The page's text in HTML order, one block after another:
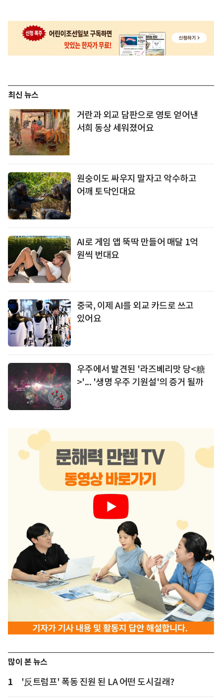
최신 뉴스
거란과 외교 담판으로 영토 얻어낸
서희 동상 세워졌어요
원숭이도 싸우지 말자고 악수하고
어깨 토닥인대요
AI로 게임 앱 뚝딱 만들어 매달 1억
원씩 번대요
중국, 이제 AI를 외교 카드로 쓰고
있어요
우주에서 발견된 '라즈베리맛 당<糖
>'... '생명 우주 기원설'의 증거 될까
많이 본 뉴스
1 '反트럼프' 폭동 진원 된 LA 어떤 도시길래?